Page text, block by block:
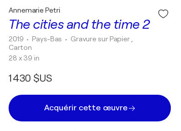
The cities and the time 2
Annemarie Petri
2019 • Pays-Bas • Gravure sur Papier ,
Carton
28 x 39 in
1 430 $US
Acquérir cette œuvre